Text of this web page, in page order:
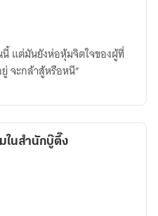
แต่มันยังห่อหุ้มจิตใจของผู้ที่
จะกล้าสู้หรือหนี”
ในสำนักบู๊ตึ๊ง